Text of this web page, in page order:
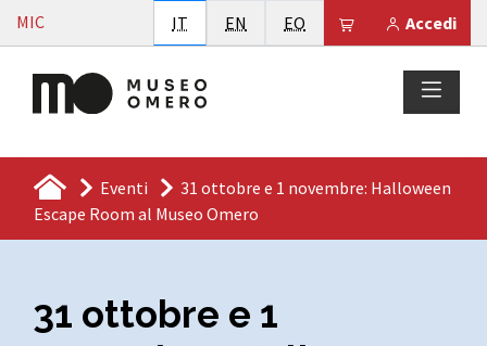
Vai al contenuto
MIC Accedi
Il tuo carrello è
IT Italiano
EN English
EO Esperanto
Eventi
31 ottobre e 1 novembre: Halloween
Escape Room al Museo Omero
31 ottobre e 1